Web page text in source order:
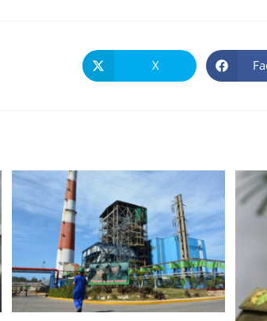
abre
X